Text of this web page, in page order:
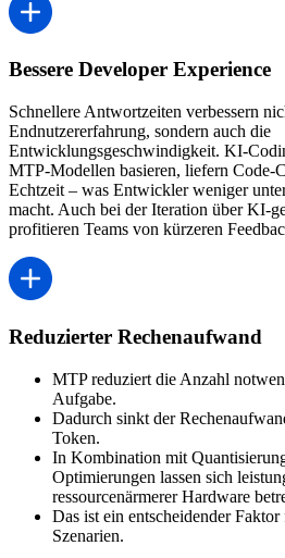
Bessere Developer Experience
Schnellere Antwortzeiten verbessern
Endnutzererfahrung, sondern auch die
Entwicklungsgeschwindigkeit. KI-
MTP-Modellen basieren, liefern Code-
Echtzeit – was Entwickler weniger
macht. Auch bei der Iteration über KI-
profitieren Teams von kürzeren
Reduzierter Rechenaufwand
MTP reduziert die Anzahl
Aufgabe.
Dadurch sinkt der
Token.
In Kombination mit
Optimierungen lassen sich
ressourcenärmerer Hardware
Das ist ein entscheidender
Szenarien.